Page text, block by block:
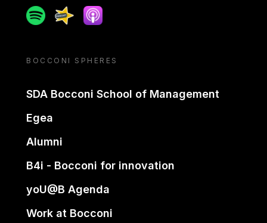
SpotifySpreakerApple podcast
BOCCONI SPHERES
SDA Bocconi School of Management
Egea
Alumni
B4i - Bocconi for innovation
yoU@B Agenda
Work at Bocconi